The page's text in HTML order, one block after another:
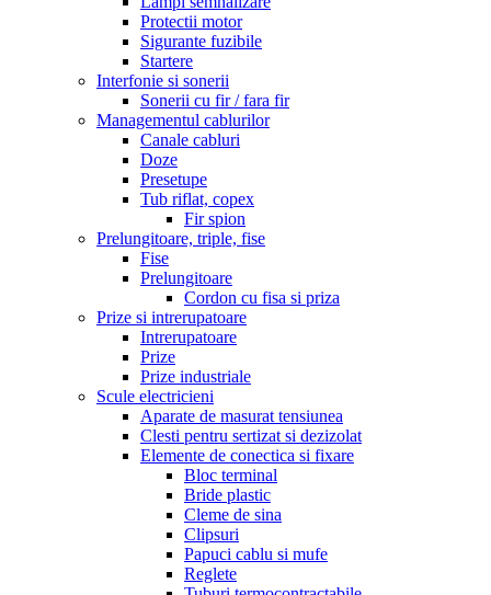
Protectii motor
Sigurante fuzibile
Startere
Interfonie si sonerii
Sonerii cu fir / fara fir
Managementul cablurilor
Canale cabluri
Doze
Presetupe
Tub riflat, copex
Fir spion
Prelungitoare, triple, fise
Fise
Prelungitoare
Cordon cu fisa si priza
Prize si intrerupatoare
Intrerupatoare
Prize
Prize industriale
Scule electricieni
Aparate de masurat tensiunea
Clesti pentru sertizat si dezizolat
Elemente de conectica si fixare
Bloc terminal
Bride plastic
Cleme de sina
Clipsuri
Papuci cablu si mufe
Reglete